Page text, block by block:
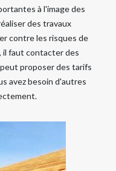
à l'image des
des travaux
contre les risques de
faut contacter des
proposer des tarifs
avez besoin d'autres